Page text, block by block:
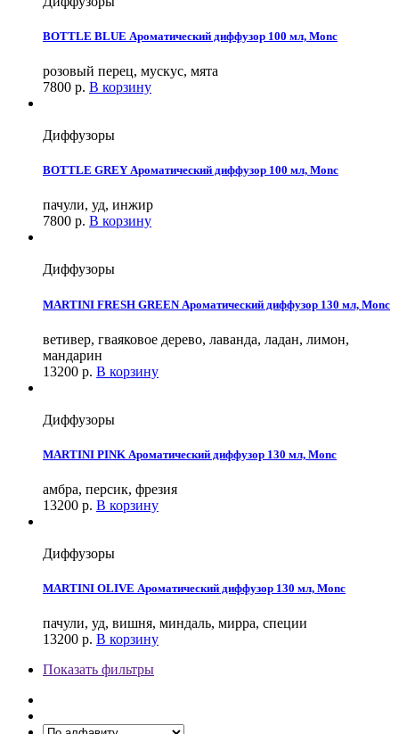
BOTTLE BLUE Ароматический диффузор 100 мл, Monc
розовый перец, мускус, мята
7800 р. В корзину
Диффузоры
BOTTLE GREY Ароматический диффузор 100 мл, Monc
пачули, уд, инжир
7800 р. В корзину
Диффузоры
MARTINI FRESH GREEN Ароматический диффузор 130 мл, Monc
ветивер, гваяковое дерево, лаванда, ладан, лимон,
мандарин
13200 р. В корзину
Диффузоры
MARTINI PINK Ароматический диффузор 130 мл, Monc
амбра, персик, фрезия
13200 р. В корзину
Диффузоры
MARTINI OLIVE Ароматический диффузор 130 мл, Monc
пачули, уд, вишня, миндаль, мирра, специи
13200 р. В корзину
Показать фильтры